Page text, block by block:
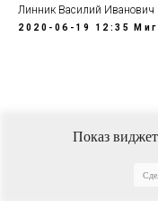
Линник Василий Иванович
2020-06-19 12:35
Показ